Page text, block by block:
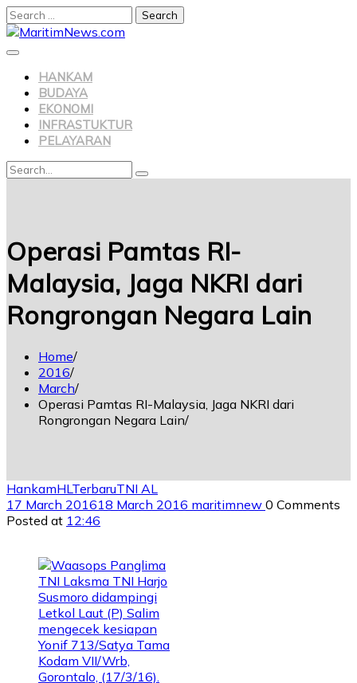
Search
for:
Skip
to
HANKAM
BUDAYA
EKONOMI
INFRASTUKTUR
PELAYARAN
Search
Search
Operasi Pamtas RI-
Malaysia, Jaga NKRI dari
Rongrongan Negara Lain
Home
2016
March
Operasi Pamtas RI-Malaysia, Jaga NKRI dari
Rongrongan Negara Lain
HankamHL TerbaruTNI AL
17 March 201618 March 2016 maritimnew 0 Comments
Posted at 12:46